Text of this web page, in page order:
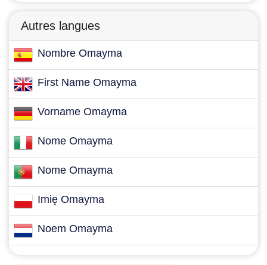
Autres langues
Nombre Omayma
First Name Omayma
Vorname Omayma
Nome Omayma
Nome Omayma
Imię Omayma
Noem Omayma